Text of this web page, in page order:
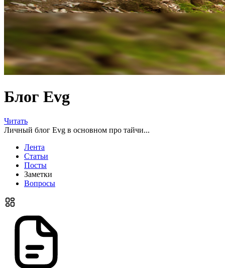
Блог Evg
Читать
Личный блог Evg в основном про тайчи...
Лента
Статьи
Посты
Заметки
Вопросы